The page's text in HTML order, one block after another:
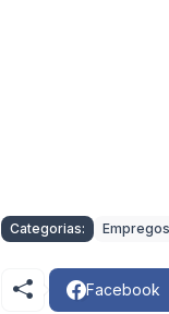
Categorias: Empregos
Facebook